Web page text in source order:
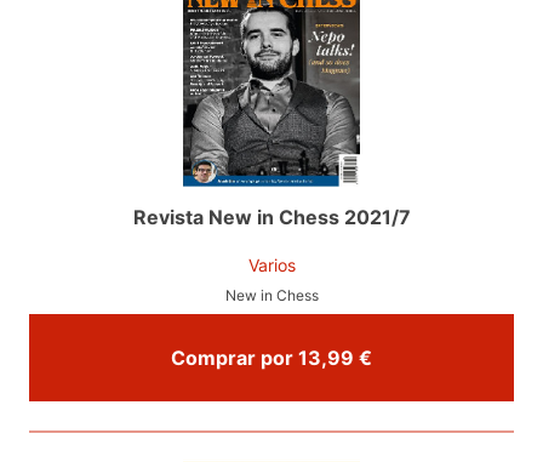
Revista New in Chess 2021/7
Varios
New in Chess
Comprar por 13,99 €